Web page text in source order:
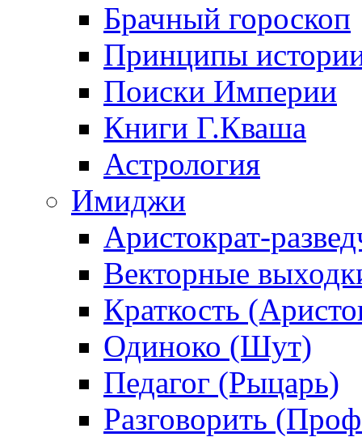
Брачный гороскоп
Принципы
Поиски Империи
Книги Г.Кваша
Астрология
Имиджи
Аристократ-
Векторные
Краткость
Одиноко (Шут)
Педагог (Рыцарь)
Разговорить